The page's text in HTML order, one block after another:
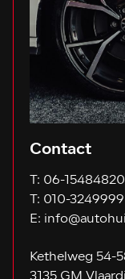
Contact
T: 06-15484820
T: 010-3249999
E:
Kethelweg 54-